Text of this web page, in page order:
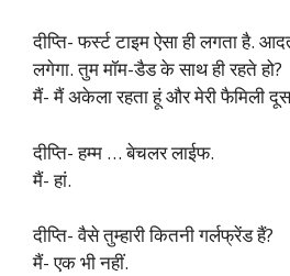
दीप्ति- फर्स्ट टाइम ऐसा ही लगता है.
लगेगा. तुम मॉम-डैड के साथ ही रहते हो?
मैं- मैं अकेला रहता हूं और मेरी फैमिली
दीप्ति- हम्म … बेचलर लाईफ.
मैं- हां.
दीप्ति- वैसे तुम्हारी कितनी गर्लफ्रेंड हैं?
मैं- एक भी नहीं.